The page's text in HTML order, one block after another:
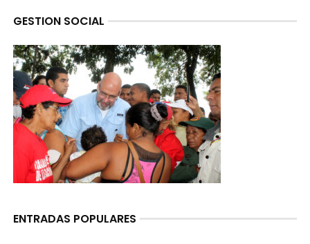
GESTION SOCIAL
ENTRADAS POPULARES